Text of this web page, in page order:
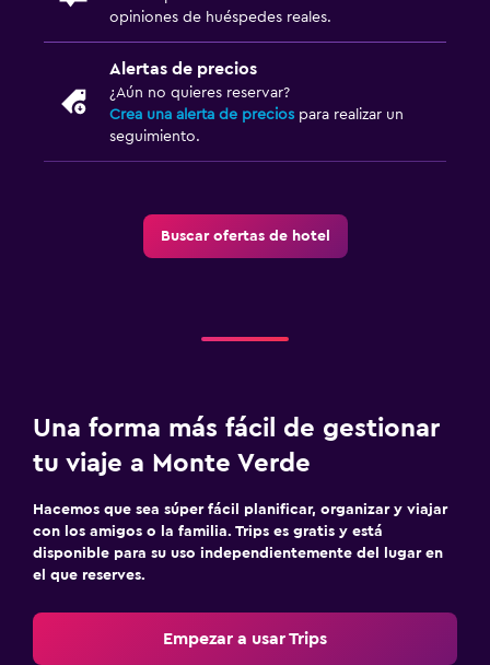
opiniones de huéspedes reales.
Alertas de precios
¿Aún no quieres reservar?
Crea una alerta de precios para realizar un
seguimiento.
Buscar ofertas de hotel
Una forma más fácil de gestionar
tu viaje a Monte Verde
Hacemos que sea súper fácil planificar, organizar y viajar
con los amigos o la familia. Trips es gratis y está
disponible para su uso independientemente del lugar en
el que reserves.
Empezar a usar Trips